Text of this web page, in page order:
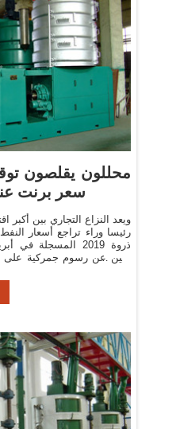
محللون يقلصون
سعر برنت عند 65
ويعد النزاع التجاري بين أكبر
ذروة 2019 المسجلة
بكين عن رسوم جمركية على